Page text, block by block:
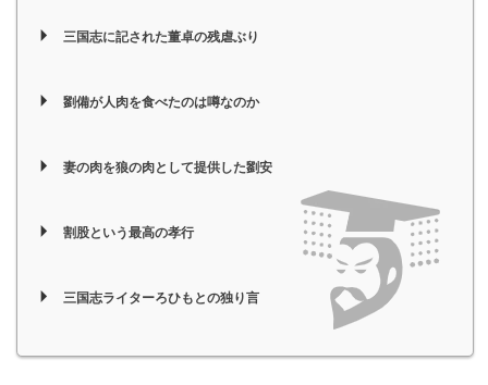
三国志に記された董卓の残虐ぶり
劉備が人肉を食べたのは噂なのか
妻の肉を狼の肉として提供した劉安
割股という最高の孝行
三国志ライターろひもとの独り言